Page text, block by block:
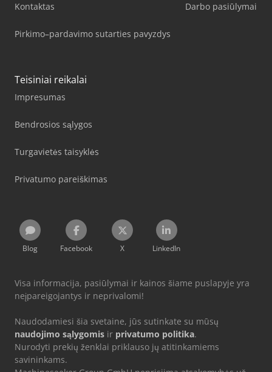
Kontaktas
Pirkimo–pardavimo sutarties pavyzdys
Darbo pasiūlymai
Teisiniai reikalai
Impresumas
Bendrosios sąlygos
Turgavietės taisyklės
Privatumo pareiškimas
Blog Facebook X LinkedIn
Visa informacija, pasiūlymai ir kainos šiame puslapyje yra
neįpareigojantys ir neprivalomi!
Naudodamiesi šia svetaine, jūs sutinkate su mūsų
naudojimo sąlygomis ir privatumo politika.
Nurodyti prekių ženklai priklauso jų atitinkamiems
savininkams.